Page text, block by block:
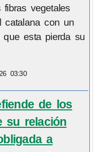
vegetales
catalana con un
que esta pierda su
03:30
de los
su relación
a